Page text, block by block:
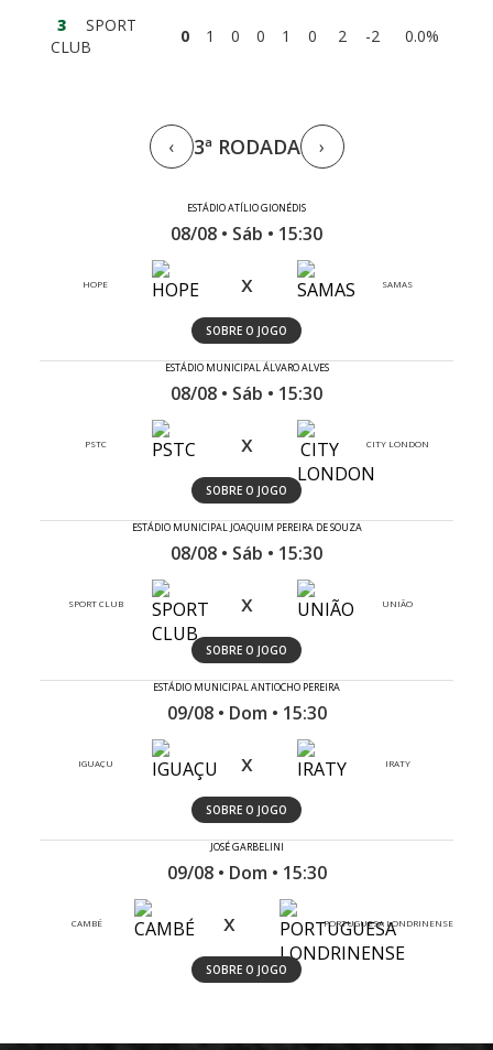
3
SPORT
CLUB
0 1 0 0 1 0 2 -2 0.0%
‹ 3ª RODADA ›
ESTÁDIO ATÍLIO GIONÉDIS
08/08 • Sáb • 15:30
HOPE x SAMAS
SOBRE O JOGO
ESTÁDIO MUNICIPAL ÁLVARO ALVES
08/08 • Sáb • 15:30
PSTC x CITY LONDON
SOBRE O JOGO
ESTÁDIO MUNICIPAL JOAQUIM PEREIRA DE SOUZA
08/08 • Sáb • 15:30
SPORT CLUB x UNIÃO
SOBRE O JOGO
ESTÁDIO MUNICIPAL ANTIOCHO PEREIRA
09/08 • Dom • 15:30
IGUAÇU x IRATY
SOBRE O JOGO
JOSÉ GARBELINI
09/08 • Dom • 15:30
CAMBÉ x PORTUGUESA LONDRINENSE
SOBRE O JOGO